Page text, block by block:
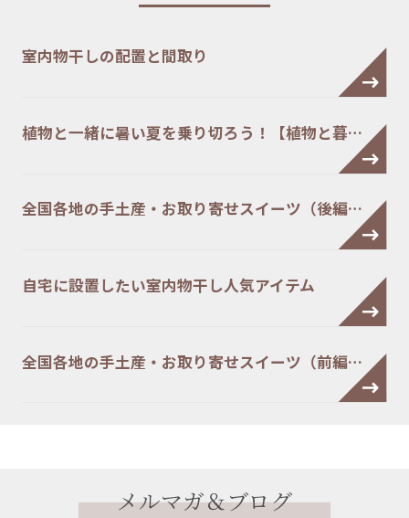
室内物干しの配置と間取り
植物と一緒に暑い夏を乗り切ろう！【植物と暮…
全国各地の手土産・お取り寄せスイーツ（後編…
自宅に設置したい室内物干し人気アイテム
全国各地の手土産・お取り寄せスイーツ（前編…
メルマガ＆ブログ